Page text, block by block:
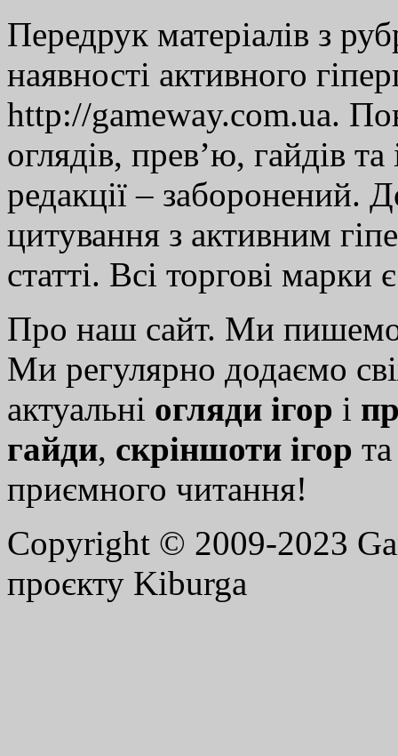
Передрук матеріалів з
наявності активного
http://gameway.com.ua.
оглядів, прев’ю, гайдів
редакції – заборонений.
цитування з активним
статті. Всі торгові марки
Про наш сайт. Ми
Ми регулярно додаємо
актуальні огляди ігор і
гайди, скріншоти ігор
приємного читання!
Copyright © 2009-2023
проєкту Kiburga